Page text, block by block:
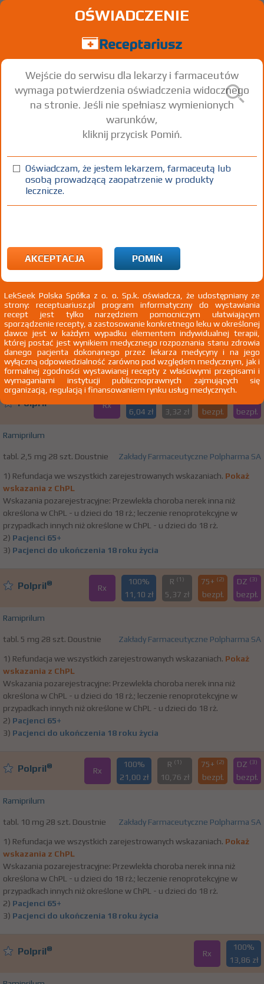
Znaleziono wyników:
N02 Nawracający i uporczywy krwiomocz
Injectio Magnesii sulfurici 20%
Polpharma
Rx
100%
26,73 zł
Magnesium sulfatis
inj. [roztw.] 200 mg/ml 10 amp. 10 ml
Iniekcje
Zakłady Farmaceutyczne
Polpharma SA
Polpril Rx
6,04 zł
3,32 zł
(2)
bezpł. bezpł.
Ramiprilum
tabl. 2,5 mg 28 szt. Doustnie Zakłady Farmaceutyczne Polpharma SA
1) Refundacja we wszystkich zarejestrowanych wskazaniach. Pokaż
wskazania z ChPL
Wskazania pozarejestracyjne: Przewlekła choroba nerek inna niż
określona w ChPL - u dzieci do 18 rż.; leczenie renoprotekcyjne w
przypadkach innych niż określone w ChPL - u dzieci do 18 rż.
2) Pacjenci 65+
3) Pacjenci do ukończenia 18 roku życia
Polpril® Rx
100%
11,10 zł
R (1)
5,37 zł
75+ (2)
bezpł.
DZ (3)
bezpł.
Ramiprilum
tabl. 5 mg 28 szt. Doustnie Zakłady Farmaceutyczne Polpharma SA
1) Refundacja we wszystkich zarejestrowanych wskazaniach. Pokaż
wskazania z ChPL
Wskazania pozarejestracyjne: Przewlekła choroba nerek inna niż
określona w ChPL - u dzieci do 18 rż.; leczenie renoprotekcyjne w
przypadkach innych niż określone w ChPL - u dzieci do 18 rż.
2) Pacjenci 65+
3) Pacjenci do ukończenia 18 roku życia
Polpril® Rx
100%
21,00 zł
R (1)
10,76 zł
75+ (2)
bezpł.
DZ (3)
bezpł.
Ramiprilum
tabl. 10 mg 28 szt. Doustnie Zakłady Farmaceutyczne Polpharma SA
1) Refundacja we wszystkich zarejestrowanych wskazaniach. Pokaż
wskazania z ChPL
Wskazania pozarejestracyjne: Przewlekła choroba nerek inna niż
określona w ChPL - u dzieci do 18 rż.; leczenie renoprotekcyjne w
przypadkach innych niż określone w ChPL - u dzieci do 18 rż.
2) Pacjenci 65+
3) Pacjenci do ukończenia 18 roku życia
Polpril® Rx
100%
13,86 zł
OŚWIADCZENIE
Wejście do serwisu dla lekarzy i farmaceutów
wymaga potwierdzenia oświadczenia widocznego
na stronie. Jeśli nie spełniasz wymienionych
warunków,
kliknij przycisk Pomiń.
Oświadczam, że jestem lekarzem, farmaceutą lub
osobą prowadzącą zaopatrzenie w produkty
lecznicze.
AKCEPTACJA POMIŃ
LekSeek Polska Spółka z o. o. Sp.k. oświadcza, że udostępniany ze
strony: receptuariusz.pl program informatyczny do wystawiania
recept jest tylko narzędziem pomocniczym ułatwiającym
sporządzenie recepty, a zastosowanie konkretnego leku w określonej
dawce jest w każdym wypadku elementem indywidualnej terapii,
której postać jest wynikiem medycznego rozpoznania stanu zdrowia
danego pacjenta dokonanego przez lekarza medycyny i na jego
wyłączną odpowiedzialność zarówno pod względem medycznym, jak i
formalnej zgodności wystawianej recepty z właściwymi przepisami i
wymaganiami instytucji publicznoprawnych zajmujących się
organizacją, regulacją i finansowaniem rynku usług medycznych.